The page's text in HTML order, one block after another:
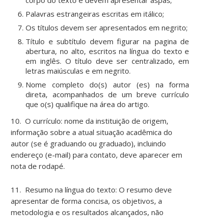
Palavras estrangeiras escritas em itálico;
Os títulos devem ser apresentados em negrito;
Título e subtítulo devem figurar na pagina de
abertura, no alto, escritos na língua do texto e
em inglês. O título deve ser centralizado, em
letras maiúsculas e em negrito.
Nome completo do(s) autor (es) na forma
direta, acompanhados de um breve currículo
que o(s) qualifique na área do artigo.
10. O currículo: nome da instituição de origem,
informação sobre a atual situação acadêmica do
autor (se é graduando ou graduado), incluindo
endereço (e-mail) para contato, deve aparecer em
nota de rodapé.
11. Resumo na língua do texto: O resumo deve
apresentar de forma concisa, os objetivos, a
metodologia e os resultados alcançados, não